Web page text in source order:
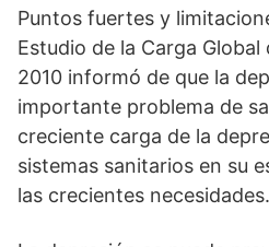
Puntos fuertes y
Estudio de la Carga
2010 informó de que la
importante problema de
creciente carga de la
sistemas sanitarios en su
las crecientes